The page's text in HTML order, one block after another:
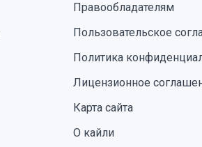
Правообладателям
Пользовательское
Политика
Лицензионное
Карта сайта
О кайли